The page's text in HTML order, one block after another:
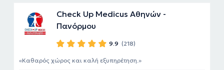
Check Up Medicus Αθηνών -
Πανόρμου
9.9 (218)
Καθαρός χώρος και καλή εξυπηρέτηση.